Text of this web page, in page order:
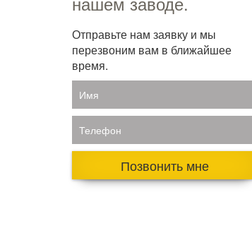
Отправьте нам заявку и мы
перезвоним вам в ближайшее
время.
Имя
Телефон
Позвонить мне